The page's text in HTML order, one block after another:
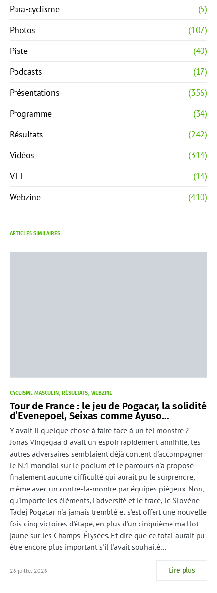
Para-cyclisme
(5)
Photos
(107)
Piste
(40)
Podcasts
(17)
Présentations
(356)
Programme
(34)
Résultats
(242)
Vidéos
(314)
VTT
(14)
Webzine
(410)
ARTICLES SIMILAIRES
CYCLISME MASCULIN RÉSULTATS WEBZINE
Tour de France : le jeu de Pogacar, la solidité
d’Evenepoel, Seixas comme Ayuso…
Y avait-il quelque chose à faire face à un tel monstre ?
Jonas Vingegaard avait un espoir rapidement annihilé, les
autres adversaires semblaient déjà content d'accompagner
le N.1 mondial sur le podium et le parcours n'a proposé
finalement aucune difficulté qui aurait pu le surprendre,
même avec un contre-la-montre par équipes piégeux. Non,
qu'importe les éléments, l'adversité et le tracé, le Slovène
Tadej Pogacar n'a jamais tremblé et s'est offert une nouvelle
fois cinq victoires d'étape, en plus d'un cinquième maillot
jaune sur les Champs-Élysées. Et dire que ce total aurait pu
être encore plus important s'il l'avait souhaité…
26 juillet 2026 Lire plus